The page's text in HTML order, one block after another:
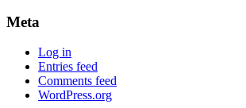
Meta
Log in
Entries feed
Comments feed
WordPress.org